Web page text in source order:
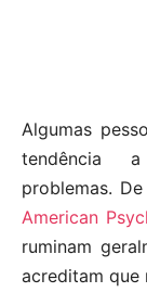
Algumas
tendência a
problemas.
American
ruminam
acreditam que